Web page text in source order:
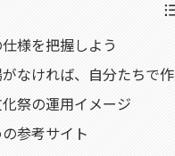
様を把握しよう
なければ、自分たちで
祭の運用イメージ
参考サイト